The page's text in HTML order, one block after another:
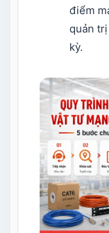
điểm
quản
kỳ.